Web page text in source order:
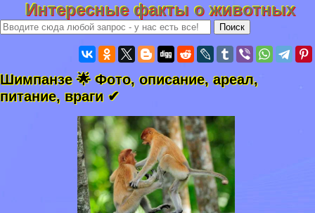
Интересные факты о животных
Шимпанзе 🌟 Фото, описание, ареал,
питание, враги ✔